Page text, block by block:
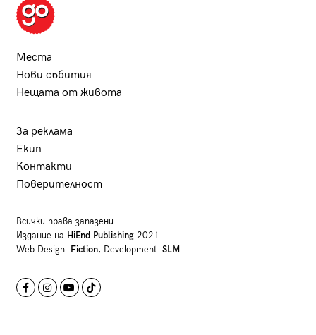
Места
Нови събития
Нещата от живота
За реклама
Екип
Контакти
Поверителност
Всички права запазени.
Издание на HiEnd Publishing2021
Web Design: Fiction, Development: SLM